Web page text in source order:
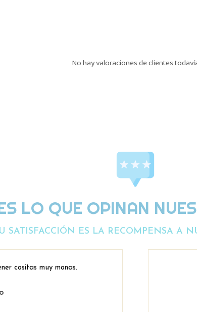
No hay valoraciones de clientes
LO QUE OPINAN
SATISFACCIÓN ES LA RECOMPENSA A
cositas muy monas.